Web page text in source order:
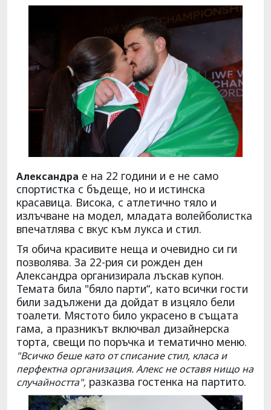
Александра е на 22 години и е не само
спортистка с бъдеще, но и истинска
красавица. Висока, с атлетично тяло и
излъчване на модел, младата волейболистка
впечатлява с вкус към лукса и стил.
Тя обича красивите неща и очевидно си ги
позволява. За 22-рия си рожден ден
Александра организирала лъскав купон.
Темата била "бяло парти“, като всички гости
били задължени да дойдат в изцяло бели
тоалети. Мястото било украсено в същата
гама, а празникът включвал дизайнерска
торта, свещи по поръчка и тематично меню.
"Всичко беше като от списание стил, класа и
перфектна организация. Алекс не оставя нищо на
случайността", разказва гостенка на партито.